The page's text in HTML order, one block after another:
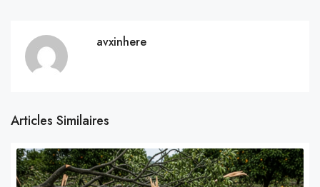
avxinhere
Articles Similaires